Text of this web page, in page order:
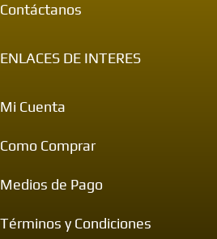
Contáctanos
ENLACES DE INTERES
Mi Cuenta
Como Comprar
Medios de Pago
Términos y Condiciones